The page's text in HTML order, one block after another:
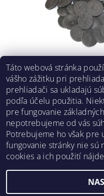
ŠPIČKA NA
KOŽA 14 MM
€3,38
Obchodné podmienky
Zásady ochrany osobných
Táto webová stránka
vášho zážitku pri
prehliadači sa ukladajú
podľa účelu použitia.
pre fungovanie
nepotrebujeme od vás
Potrebujeme ho však pre
fungovanie stránky nie sú
cookies a ich použití